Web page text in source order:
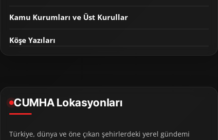
Kamu Kurumları ve Üst Kurullar
Köşe Yazıları
CUMHA Lokasyonları
Türkiye, dünya ve öne çıkan şehirlerdeki yerel gündemi